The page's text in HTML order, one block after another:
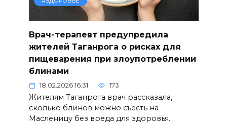
Врач-терапевт предупредила
жителей Таганрога о рисках для
пищеварения при злоупотреблении
блинами
18.02.2026 16:31 173
Жителям Таганрога врач рассказала,
сколько блинов можно съесть на
Масленицу без вреда для здоровья.